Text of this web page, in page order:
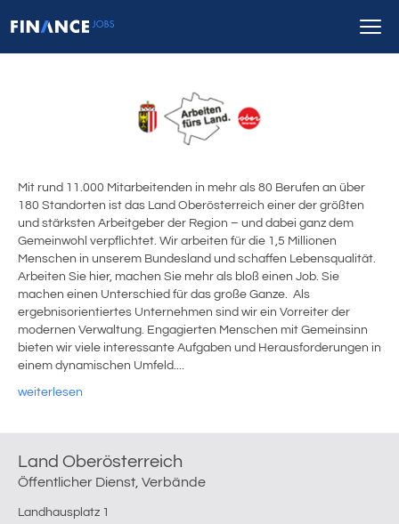
Mit rund 11.000 Mitarbeitenden in mehr als 80 Berufen an über
180 Standorten ist das Land Oberösterreich einer der größten
und stärksten Arbeitgeber der Region – und dabei ganz dem
Gemeinwohl verpflichtet. Wir arbeiten für die 1,5 Millionen
Menschen in unserem Bundesland und schaffen Lebensqualität.
Arbeiten Sie hier, machen Sie mehr als bloß einen Job. Sie
machen einen Unterschied für das große Ganze. Als
ergebnisorientiertes Unternehmen sind wir ein Vorreiter der
modernen Verwaltung. Engagierten Menschen mit Gemeinsinn
bieten wir viele interessante Aufgaben und Herausforderungen in
einem dynamischen Umfeld....
weiterlesen
Land Oberösterreich
Öffentlicher Dienst, Verbände
Landhausplatz 1